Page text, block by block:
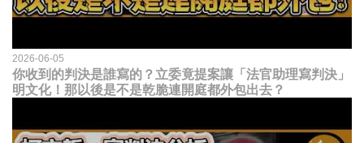
2026-06-05
你收到的判決是誰寫的？立委竟提案讓「法官助理寫判決」
明文化！那以後是不是乾脆連開庭都外包出去？